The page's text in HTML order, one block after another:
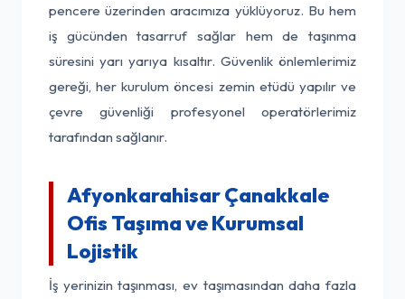
pencere üzerinden aracımıza yüklüyoruz. Bu hem
iş gücünden tasarruf sağlar hem de taşınma
süresini yarı yarıya kısaltır. Güvenlik önlemlerimiz
gereği, her kurulum öncesi zemin etüdü yapılır ve
çevre güvenliği profesyonel operatörlerimiz
tarafından sağlanır.
Afyonkarahisar Çanakkale
Ofis Taşıma ve Kurumsal
Lojistik
İş yerinizin taşınması, ev taşımasından daha fazla